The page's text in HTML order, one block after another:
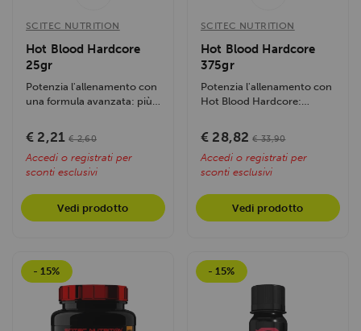
annunci, per fornire funzionalità dei social media e per
analizzare il nostro traffico. Condividiamo inoltre
informazioni sul modo in cui utilizzi il nostro sito con i
nostri partner che si occupano di analisi dei dati web,
pubblicità e social media, i quali potrebbero combinarle
raccolto dal tuo utilizzo dei loro servizi.
SCITEC NUTRITION
Hot Blood Hardcore
25gr
Potenzia l'allenamento con
una formula avanzata: più
€ 2,21 € 2,60
Accedi o registrati per
sconti esclusivi
Vedi prodotto
SCITEC NUTRITION
Hot Blood Hardcore
375gr
Potenzia l'allenamento con
Hot Blood Hardcore:
al top....
€ 28,82 € 33,90
Accedi o registrati per
sconti esclusivi
Vedi prodotto
- 15% - 15%